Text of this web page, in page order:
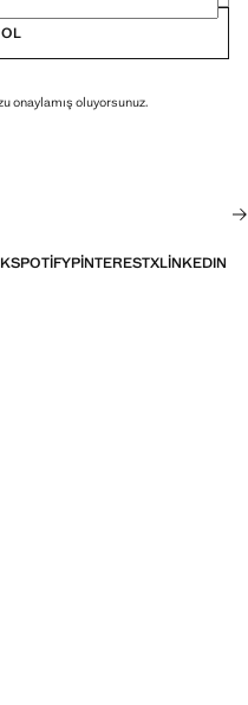
onaylamış oluyorsunuz.
SPOTIFYPINTERESTXLINKEDIN